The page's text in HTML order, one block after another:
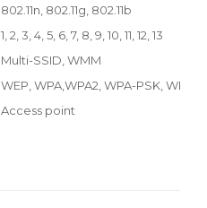
802.11n, 802.11g, 802.11b
1, 2, 3, 4, 5, 6, 7, 8, 9, 10, 11, 12, 13
Multi-SSID, WMM
WEP, WPA,WPA2, WPA-PSK, WPA2-
Access point